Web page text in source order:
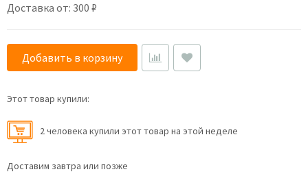
Доставка от: 300 ₽
Добавить в корзину
Этот товар купили:
2 человекa купили этот товар на этой неделе
Доставим завтра или позже